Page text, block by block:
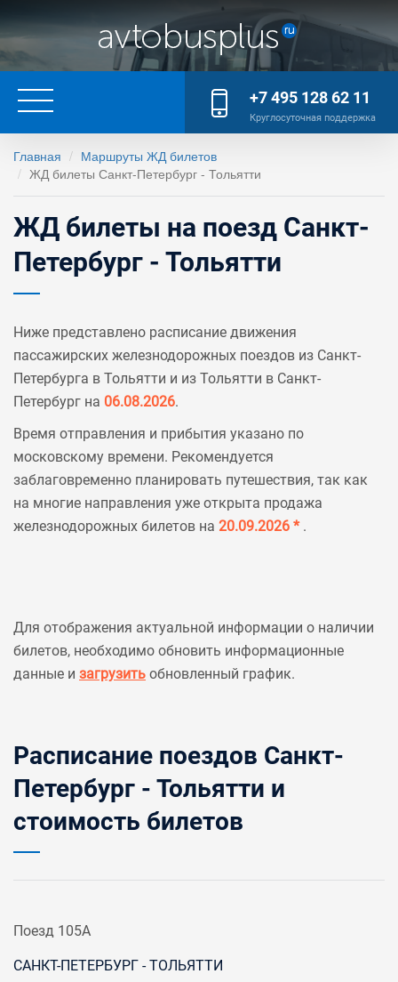
+7 495 128 62 11
Круглосуточная поддержка
Главная
Маршруты ЖД билетов
ЖД билеты Санкт-Петербург - Тольятти
ЖД билеты на поезд Санкт-
Петербург - Тольятти
Ниже представлено расписание движения
пассажирских железнодорожных поездов из Санкт-
Петербурга в Тольятти и из Тольятти в Санкт-
Петербург на 06.08.2026.
Время отправления и прибытия указано по
московскому времени. Рекомендуется
заблаговременно планировать путешествия, так как
на многие направления уже открыта продажа
железнодорожных билетов на 20.09.2026 * .
Для отображения актуальной информации о наличии
билетов, необходимо обновить информационные
данные и загрузить обновленный график.
Расписание поездов Санкт-
Петербург - Тольятти и
стоимость билетов
Поезд 105А
САНКТ-ПЕТЕРБУРГ - ТОЛЬЯТТИ